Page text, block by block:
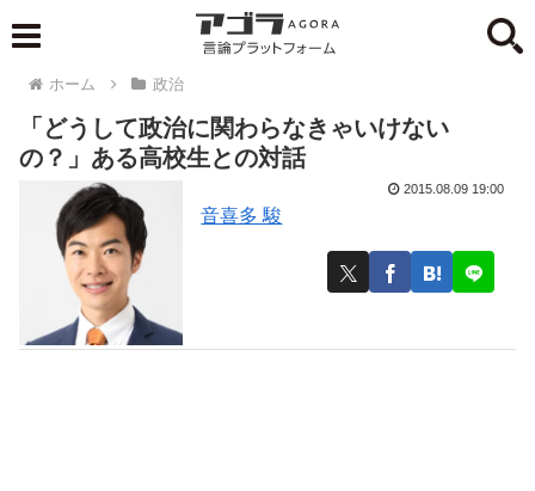
ホーム 政治
「どうして政治に関わらなきゃいけない
の？」ある高校生との対話
音喜多 駿
2015.08.09 19:00